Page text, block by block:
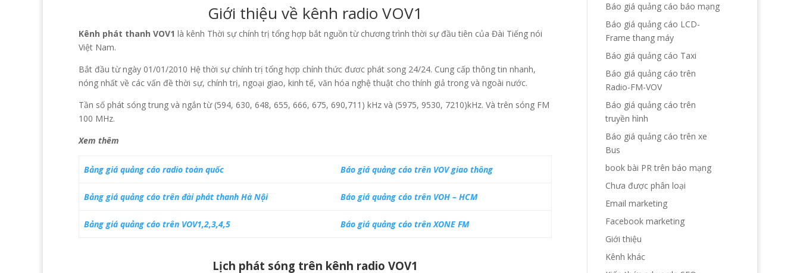
Giới thiệu về kênh radio VOV1
Kênh phát thanh VOV1 là kênh Thời sự chính trị tổng hợp bắt nguồn từ chương trình thời sự đầu tiên của Đài Tiếng nói
Việt Nam.
Bắt đầu từ ngày 01/01/2010 Hệ thời sự chính trị tổng hợp chính thức đươc phát song 24/24. Cung cấp thông tin nhanh,
nóng nhất về các vấn đề thời sự, chính trị, ngoại giao, kinh tế, văn hóa nghệ thuật cho thính giả trong và ngoài nước.
Tần số phát sóng trung và ngắn từ (594, 630, 648, 655, 666, 675, 690,711) kHz và (5975, 9530, 7210)kHz. Và trên sóng FM
100 MHz.
Xem thêm
Bảng giá quảng cáo radio toàn quốc Báo giá quảng cáo trên VOV giao thông
Bảng giá quảng cáo trên đài phát thanh Hà Nội Báo giá quảng cáo trên VOH – HCM
Bảng giá quảng cáo trên VOV1,2,3,4,5 Báo giá quảng cáo trên XONE FM
Lịch phát sóng trên kênh radio VOV1
Báo giá quảng cáo báo mạng
Báo giá quảng cáo LCD-
Frame thang máy
Báo giá quảng cáo Taxi
Báo giá quảng cáo trên
Radio-FM-VOV
Báo giá quảng cáo trên
truyền hình
Báo giá quảng cáo trên xe
Bus
book bài PR trên báo mạng
Chưa được phân loại
Email marketing
Facebook marketing
Giới thiệu
Kênh khác